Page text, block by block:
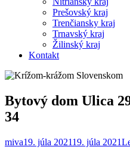
Prešovský kraj
Trenčiansky kraj
Trnavský kraj
Žilinský kraj
Kontakt
Bytový dom Ulica
34
miva19. júla 202119. júla 2021